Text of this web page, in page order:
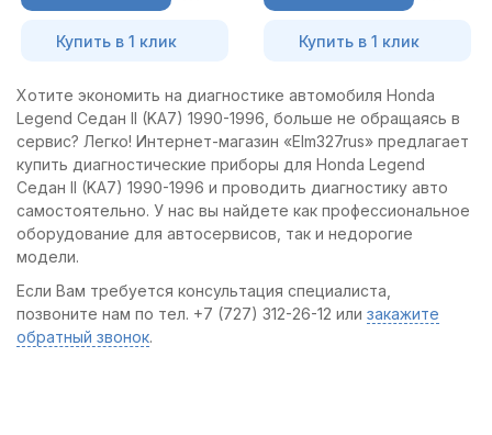
Купить в 1 клик Купить в 1 клик
Хотите экономить на диагностике автомобиля Honda
Legend Седан II (KA7) 1990-1996, больше не обращаясь в
сервис? Легко! Интернет-магазин «Elm327rus» предлагает
купить диагностические приборы для Honda Legend
Седан II (KA7) 1990-1996 и проводить диагностику авто
самостоятельно. У нас вы найдете как профессиональное
оборудование для автосервисов, так и недорогие
модели.
Если Вам требуется консультация специалиста,
позвоните нам по тел. +7 (727) 312-26-12 или закажите
обратный звонок.